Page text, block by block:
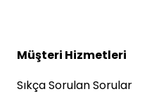
Müşteri Hizmetleri
Sıkça Sorulan Sorular